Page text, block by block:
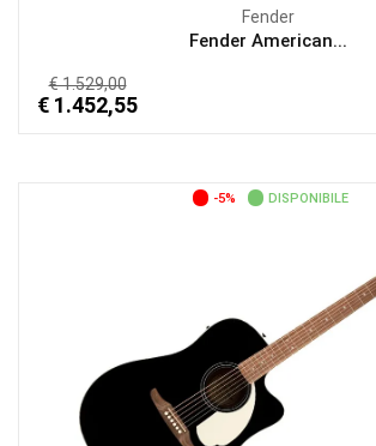
Fender
Fender American...
€ 1.529,00
€ 1.452,55
-5% DISPONIBILE